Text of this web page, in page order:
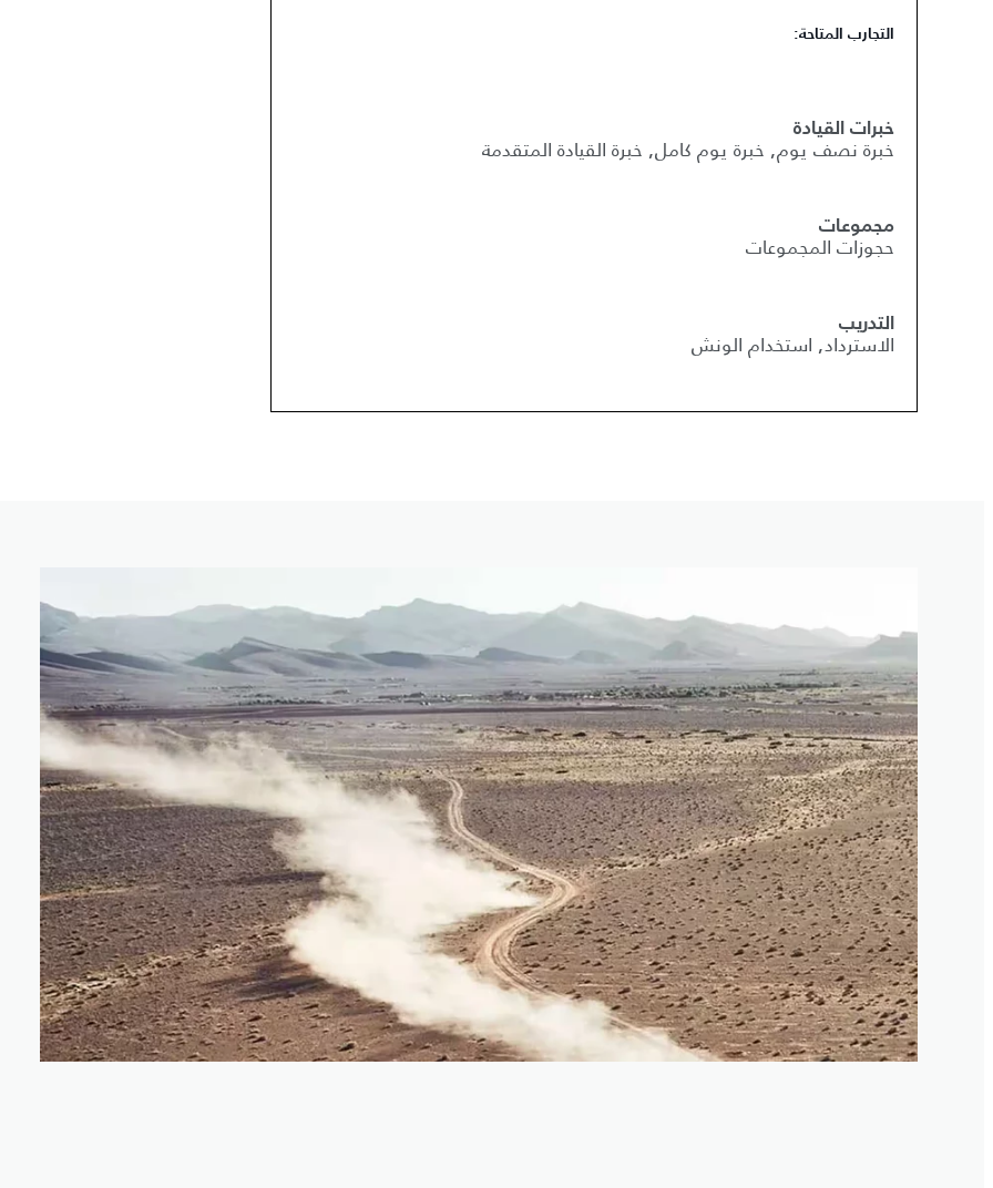
التجارب المتاحة:
خبرات القيادة
خبرة نصف يوم, خبرة يوم كامل, خبرة القيادة المتقدمة
مجموعات
حجوزات المجموعات
التدريب
الاسترداد, استخدام الونش